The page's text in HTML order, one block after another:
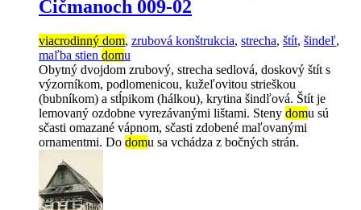
Čičmanoch 009-02
viacrodinný dom, zrubová konštrukcia, strecha, štít, šindeľ,
maľba stien domu
Obytný dvojdom zrubový, strecha sedlová, doskový štít s
výzorníkom, podlomenicou, kužeľovitou strieškou
(bubníkom) a stĺpikom (hálkou), krytina šindľová. Štít je
lemovaný ozdobne vyrezávanými lištami. Steny domu sú
sčasti omazané vápnom, sčasti zdobené maľovanými
ornamentmi. Do domu sa vchádza z bočných strán.